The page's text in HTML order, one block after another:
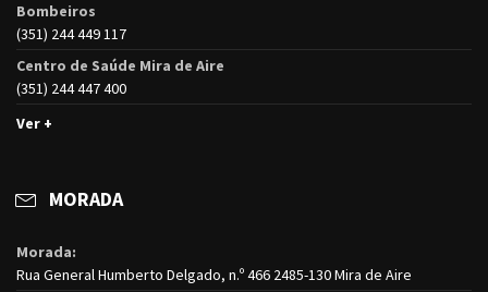
Bombeiros
(351) 244 449 117
Centro de Saúde Mira de Aire
(351) 244 447 400
Ver +
MORADA
Morada:
Rua General Humberto Delgado, n.º 466 2485-130 Mira de Aire